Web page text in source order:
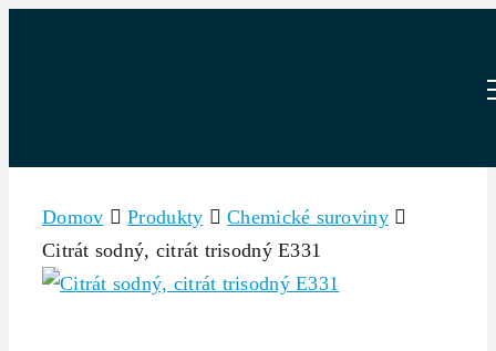
Domov Produkty
Chemické suroviny
Citrát sodný, citrát trisodný E331